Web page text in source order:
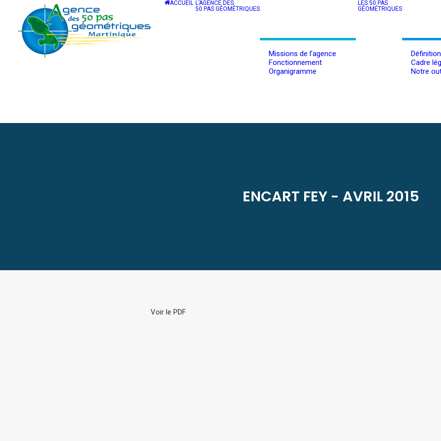
ACCUEIL L’AGENCE DES
50 PAS GÉOMÉTRIQUES
Missions de l’agence
Fonctionnement
Organigramme
LES 50 PAS
GÉOMÉTRIQUES
Cadre
Notre
ENCART FEY - AVRIL 2015
Voir le PDF